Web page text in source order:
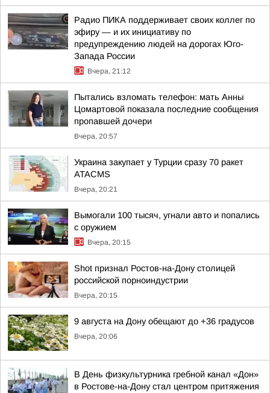
Радио ПИКА поддерживает своих коллег по
эфиру — и их инициативу по
предупреждению людей на дорогах Юго-
Запада России
Вчера, 21:12
Пытались взломать телефон: мать Анны
Цомартовой показала последние сообщения
пропавшей дочери
Вчера, 20:57
Украина закупает у Турции сразу 70 ракет
ATACMS
Вчера, 20:21
Вымогали 100 тысяч, угнали авто и попались
с оружием
Вчера, 20:15
Shot признал Ростов-на-Дону столицей
российской порноиндустрии
Вчера, 20:15
9 августа на Дону обещают до +36 градусов
Вчера, 20:06
В День физкультурника гребной канал «Дон»
в Ростове-на-Дону стал центром притяжения